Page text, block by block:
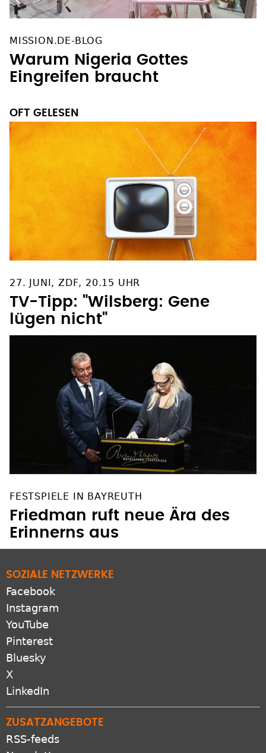
MISSION.DE-BLOG
Warum Nigeria Gottes
Eingreifen braucht
OFT GELESEN
27. JUNI, ZDF, 20.15 UHR
TV-Tipp: "Wilsberg: Gene
lügen nicht"
FESTSPIELE IN BAYREUTH
Friedman ruft neue Ära des
Erinnerns aus
SOZIALE NETZWERKE
Facebook
Instagram
YouTube
Pinterest
Bluesky
X
LinkedIn
ZUSATZANGEBOTE
RSS-feeds